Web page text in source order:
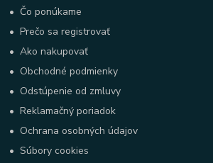
• Čo ponúkame
•Prečo sa registrovať
•Ako nakupovať
• Obchodné podmienky
• Odstúpenie od zmluvy
•Reklamačný poriadok
• Ochrana osobných údajov
•Súbory cookies